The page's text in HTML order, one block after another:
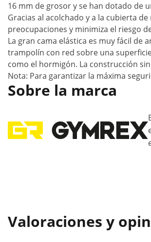
16 mm de grosor y se han dotado de
Gracias al acolchado y a la cubierta
preocupaciones y minimiza el riesgo
La gran cama elástica es muy fácil de
trampolín con red sobre una
como el hormigón. La construcción
Nota: Para garantizar la máxima
Sobre la marca
Valoraciones y